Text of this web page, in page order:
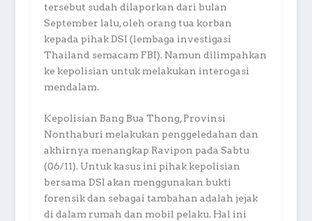
tersebut sudah dilaporkan dari bulan
September lalu, oleh orang tua korban
kepada pihak DSI (lembaga investigasi
Thailand semacam FBI). Namun dilimpahkan
ke kepolisian untuk melakukan interogasi
mendalam.
Kepolisian Bang Bua Thong, Provinsi
Nonthaburi melakukan penggeledahan dan
akhirnya menangkap Ravipon pada Sabtu
(06/11). Untuk kasus ini pihak kepolisian
bersama DSI akan menggunakan bukti
forensik dan sebagai tambahan adalah jejak
di dalam rumah dan mobil pelaku. Hal ini